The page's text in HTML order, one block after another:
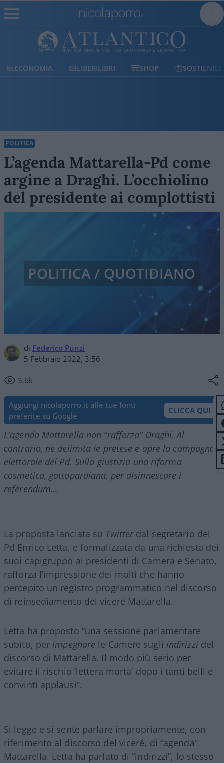
ECONOMIA LIBERILIBRI SHOP SOSTIENICI
POLITICA
L’agenda Mattarella-Pd come
argine a Draghi. L’occhiolino
del presidente ai complottisti
di Federico Punzi
5 Febbraio 2022, 3:56
3.6k
POLITICA / QUOTIDIANO
Aggiungi nicolaporro.it alle tue fonti
preferite su Google
CLICCA QUI
L’agenda Mattarella non “rafforza” Draghi. Al
contrario, ne delimita le pretese e apre la campagna
elettorale del Pd. Sulla giustizia una riforma
cosmetica, gattopardiana, per disinnescare i
referendum…
La proposta lanciata su Twitter dal segretario del
Pd Enrico Letta, e formalizzata da una richiesta dei
suoi capigruppo ai presidenti di Camera e Senato,
rafforza l’impressione dei molti che hanno
percepito un registro programmatico nel discorso
di reinsediamento del viceré Mattarella.
Letta ha proposto “una sessione parlamentare
subito, per impegnare le Camere sugli indirizzi del
discorso di Mattarella. Il modo più serio per
evitare il rischio ‘lettera morta’ dopo i tanti belli e
convinti applausi”.
Si legge e si sente parlare impropriamente, con
riferimento al discorso del viceré, di “agenda”
Mattarella. Letta ha parlato di “indirizzi”, lo stesso